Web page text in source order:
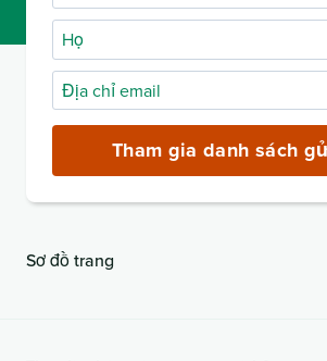
Họ
Địa
chỉ
(bắt
buộc)
Tham gia danh sách
Sơ đồ trang